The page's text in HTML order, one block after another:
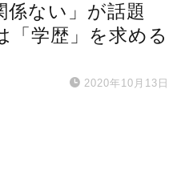
係ない」が話題
「学歴」を求める
2020年10月13日